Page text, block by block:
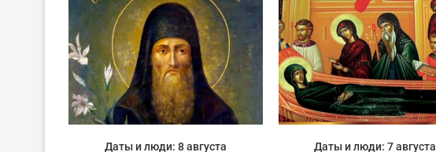
Даты и люди: 8 августа Даты и люди: 7 августа